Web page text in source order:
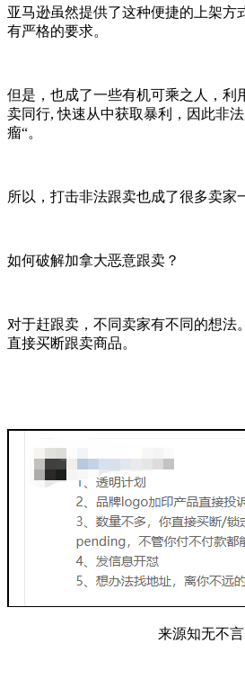
亚马逊虽然提供了这种便捷的上架方
有严格的要求。
但是，也成了一些有机可乘之人，利
卖同行, 快速从中获取暴利，因此非
瘤“。
所以，打击非法跟卖也成了很多卖家
如何破解加拿大恶意跟卖？
对于赶跟卖，不同卖家有不同的想法
直接买断跟卖商品。
来源知无不言